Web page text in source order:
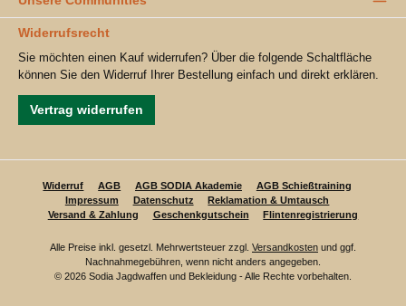
Widerrufsrecht
Sie möchten einen Kauf widerrufen? Über die folgende Schaltfläche
können Sie den Widerruf Ihrer Bestellung einfach und direkt erklären.
Vertrag widerrufen
Widerruf AGB AGB SODIA Akademie
AGB Schießtraining
Impressum
Datenschutz
Reklamation & Umtausch
Versand & Zahlung
Geschenkgutschein Flintenregistrierung
Alle Preise inkl. gesetzl. Mehrwertsteuer zzgl. Versandkosten und ggf.
Nachnahmegebühren, wenn nicht anders angegeben.
© 2026 Sodia Jagdwaffen und Bekleidung - Alle Rechte vorbehalten.